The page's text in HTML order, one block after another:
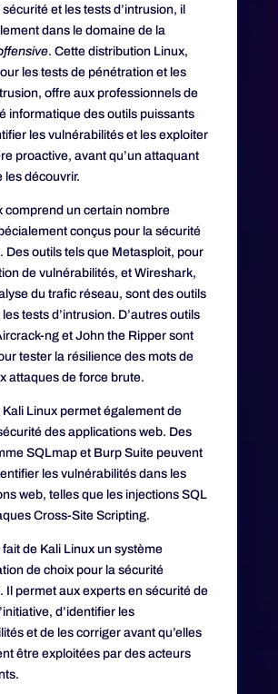
et les tests d’intrusion, il
dans le domaine de la
. Cette distribution Linux,
les tests de pénétration et les
offre aux professionnels de
informatique des outils puissants
les vulnérabilités et les exploiter
proactive, avant qu’un attaquant
les découvrir.
comprend un certain nombre
conçus pour la sécurité
Des outils tels que Metasploit, pour
de vulnérabilités, et Wireshark,
du trafic réseau, sont des outils
tests d’intrusion. D’autres outils
ng et John the Ripper sont
tester la résilience des mots de
attaques de force brute.
Kali Linux permet également de
des applications web. Des
SQLmap et Burp Suite peuvent
les vulnérabilités dans les
web, telles que les injections SQL
Cross-Site Scripting.
de Kali Linux un système
de choix pour la sécurité
Il permet aux experts en sécurité de
d’identifier les
et de les corriger avant qu’elles
être exploitées par des acteurs